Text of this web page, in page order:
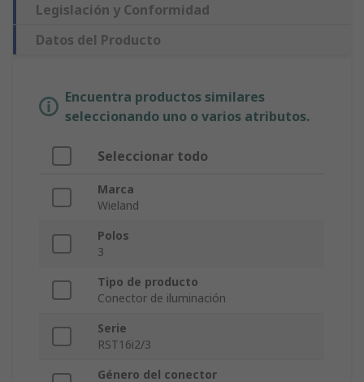
Legislación y Conformidad
Datos del Producto
Encuentra productos similares
seleccionando uno o varios atributos.
Seleccionar todo
Marca
Wieland
Polos
3
Tipo de producto
Conector de iluminación
Serie
RST16i2/3
Género del conector